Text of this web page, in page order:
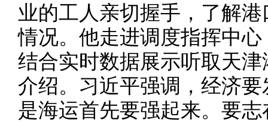
业的工人亲切握手，了解
情况。他走进调度指挥中
结合实时数据展示听取天
介绍。习近平强调，经济
是海运首先要强起来。要